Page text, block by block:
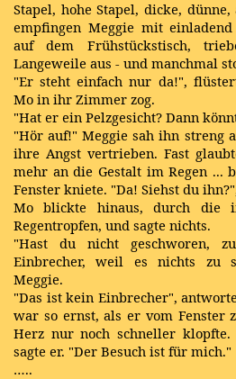
Stapel, hohe Stapel, dicke,
empfingen Meggie mit einladend
auf dem Frühstückstisch,
Langeweile aus - und manchmal
"Er steht einfach nur da!",
Mo in ihr Zimmer zog.
"Hat er ein Pelzgesicht? Dann
"Hör auf!" Meggie sah ihn streng
ihre Angst vertrieben. Fast
mehr an die Gestalt im Regen ...
Fenster kniete. "Da! Siehst du
Mo blickte hinaus, durch die
Regentropfen, und sagte nichts.
"Hast du nicht geschworen,
Einbrecher, weil es nichts zu
Meggie.
"Das ist kein Einbrecher",
war so ernst, als er vom Fenster
Herz nur noch schneller klopfte.
sagte er. "Der Besuch ist für mich."
…..